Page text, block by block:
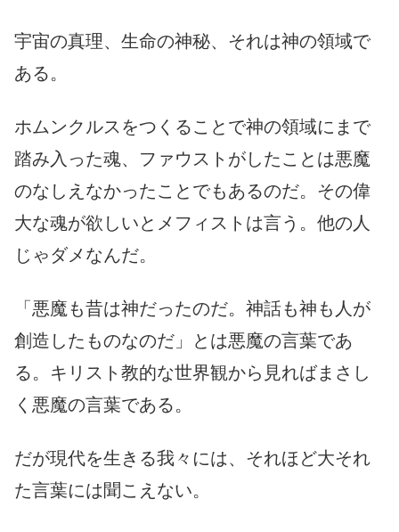
宇宙の真理、生命の神秘、それは神の領域で
ある。
ホムンクルスをつくることで神の領域にまで
踏み入った魂、ファウストがしたことは悪魔
のなしえなかったことでもあるのだ。その偉
大な魂が欲しいとメフィストは言う。他の人
じゃダメなんだ。
「悪魔も昔は神だったのだ。神話も神も人が
創造したものなのだ」とは悪魔の言葉であ
る。キリスト教的な世界観から見ればまさし
く悪魔の言葉である。
だが現代を生きる我々には、それほど大それ
た言葉には聞こえない。